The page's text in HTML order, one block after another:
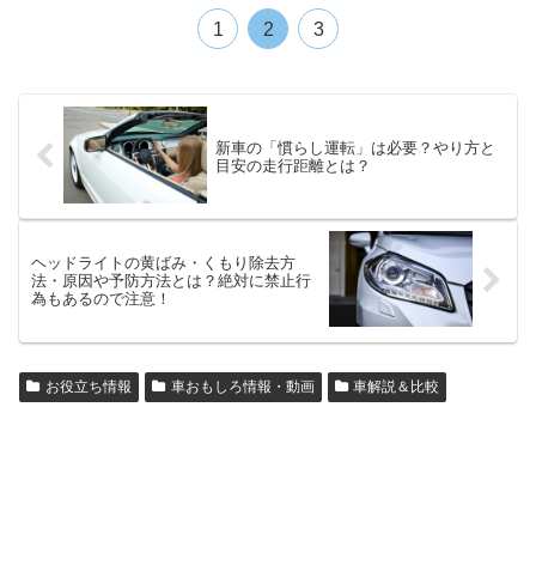
1 2 3
新車の「慣らし運転」は必要？やり方と
目安の走行距離とは？
ヘッドライトの黄ばみ・くもり除去方
法・原因や予防方法とは？絶対に禁止行
為もあるので注意！
お役立ち情報 車おもしろ情報・動画 車解説＆比較